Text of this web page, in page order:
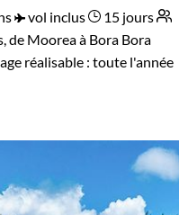
vol inclus
15 jours
de Moorea à Bora Bora
réalisable : toute l'année